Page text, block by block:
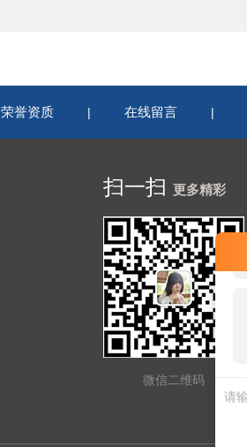
荣誉资质 | 在线留言 |
扫一扫 更多精彩
微信二维码